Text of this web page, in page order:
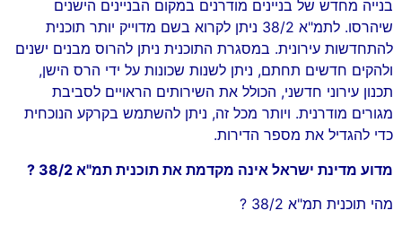
בנייה מחדש של בניינים מודרנים במקום הבניינים הישנים
שיהרסו. לתמ"א 38/2 ניתן לקרוא בשם מדוייק יותר תוכנית
להתחדשות עירונית. במסגרת התוכנית ניתן להרוס מבנים ישנים
ולהקים חדשים תחתם, ניתן לשנות שכונות על ידי הרס הישן,
תכנון עירוני חדשני, הכולל את השירותים הראויים לסביבת
מגורים מודרנית. ויותר מכל זה, ניתן להשתמש בקרקע הנוכחית
כדי להגדיל את מספר הדירות.
מדוע מדינת ישראל אינה מקדמת את תוכנית תמ"א 38/2 ?
מהי תוכנית תמ"א 38/2 ?